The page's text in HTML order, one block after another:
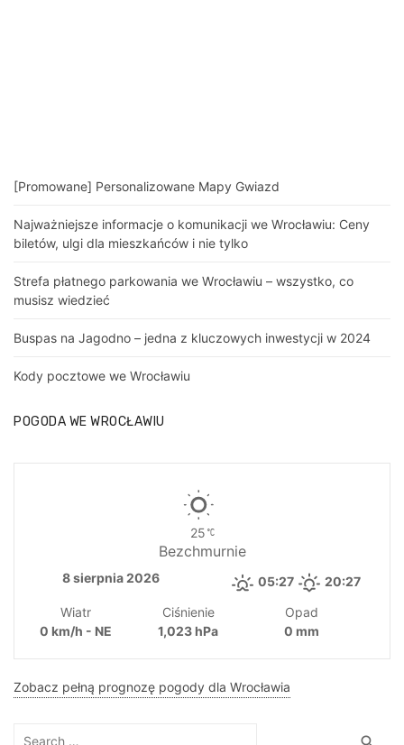
[Promowane] Personalizowane Mapy Gwiazd
Najważniejsze informacje o komunikacji we Wrocławiu: Ceny
biletów, ulgi dla mieszkańców i nie tylko
Strefa płatnego parkowania we Wrocławiu – wszystko, co
musisz wiedzieć
Buspas na Jagodno – jedna z kluczowych inwestycji w 2024
Kody pocztowe we Wrocławiu
POGODA WE WROCŁAWIU
25
Bezchmurnie
8 sierpnia 2026 05:27 20:27
Wiatr
0 km/h - NE
Ciśnienie
1,023 hPa
Opad
0 mm
Zobacz pełną prognozę pogody dla Wrocławia
Search